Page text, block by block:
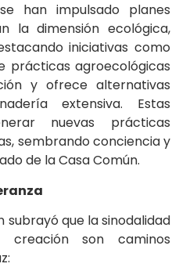
han impulsado planes
la dimensión ecológica,
iniciativas como
prácticas agroecológicas
y ofrece alternativas
extensiva. Estas
nuevas prácticas
sembrando conciencia y
de la Casa Común.
subrayó que la sinodalidad
son caminos